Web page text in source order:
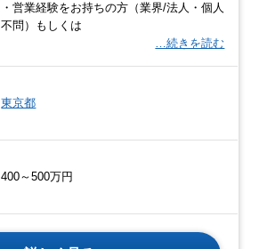
・営業経験をお持ちの方（業界/法人・個人
不問）もしくは
…続きを読む
東京都
400～500万円